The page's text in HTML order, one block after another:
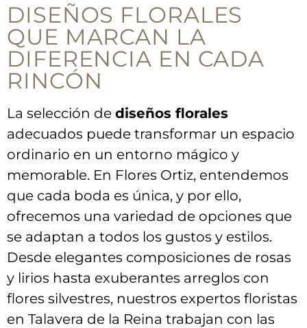
DISEÑOS FLORALES
QUE ​MARCAN LA⁢
DIFERENCIA EN CADA
RINCÓN
La selección de diseños florales
adecuados puede transformar un espacio‌
ordinario en un entorno mágico y
memorable. En​ Flores Ortiz, entendemos
que ‌cada boda⁣ es única, y⁤ por ello,
‌ofrecemos una variedad de ⁢opciones que
se adaptan a todos los gustos y estilos.
Desde elegantes composiciones de rosas
y lirios hasta exuberantes arreglos con
flores silvestres, ⁤nuestros expertos‍ floristas
en Talavera de la Reina​ trabajan con las